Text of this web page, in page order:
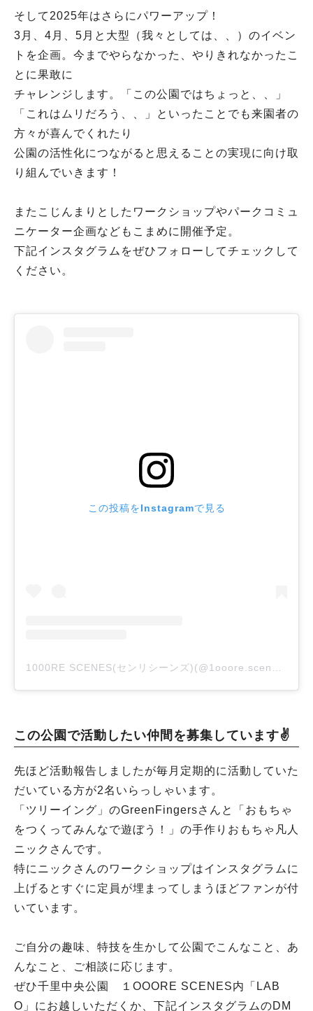
そして2025年はさらにパワーアップ！
3月、4月、5月と大型（我々としては、、）のイベン
トを企画。今までやらなかった、やりきれなかったこ
とに果敢に
チャレンジします。「この公園ではちょっと、、」
「これはムリだろう、、」といったことでも来園者の
方々が喜んでくれたり
公園の活性化につながると思えることの実現に向け取
り組んでいきます！
またこじんまりとしたワークショップやパークコミュ
ニケーター企画などもこまめに開催予定。
下記インスタグラムをぜひフォローしてチェックして
ください。
この投稿をInstagramで見る
この公園で活動したい仲間を募集しています✌
先ほど活動報告しましたが毎月定期的に活動していた
だいている方が2名いらっしゃいます。
「ツリーイング」のGreenFingersさんと「おもちゃ
をつくってみんなで遊ぼう！」の手作りおもちゃ凡人
ニックさんです。
特にニックさんのワークショップはインスタグラムに
上げるとすぐに定員が埋まってしまうほどファンが付
いています。
ご自分の趣味、特技を生かして公園でこんなこと、あ
んなこと、ご相談に応じます。
ぜひ千里中央公園 １OOORE SCENES内「LAB
O」にお越しいただくか、下記インスタグラムのDM